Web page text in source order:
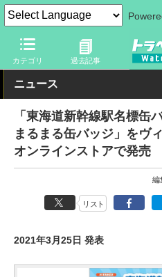
カテゴリ 過去記事
トラベル Watch 企業・政府・官
ニュース
「東海道新幹線駅名標缶
まるまる缶バッジ」をヴ
オンラインストアで発売
編
リスト
2021年3月25日 発表